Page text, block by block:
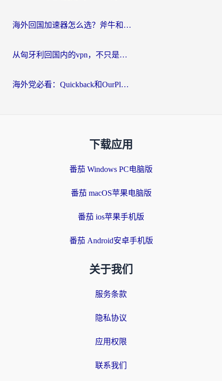
海外回国加速器怎么选？斧牛和海龟哪个好？一篇帮你避开坑的实用指南
从匈牙利回国内的vpn，不只是为了刷剧那么简单
海外党必看：Quickback和OurPlay好用吗？3分钟选对回国加速器，无缝刷剧玩游戏
下载应用
番茄 Windows PC电脑版
番茄 macOS苹果电脑版
番茄 ios苹果手机版
番茄 Android安卓手机版
关于我们
服务条款
隐私协议
应用权限
联系我们